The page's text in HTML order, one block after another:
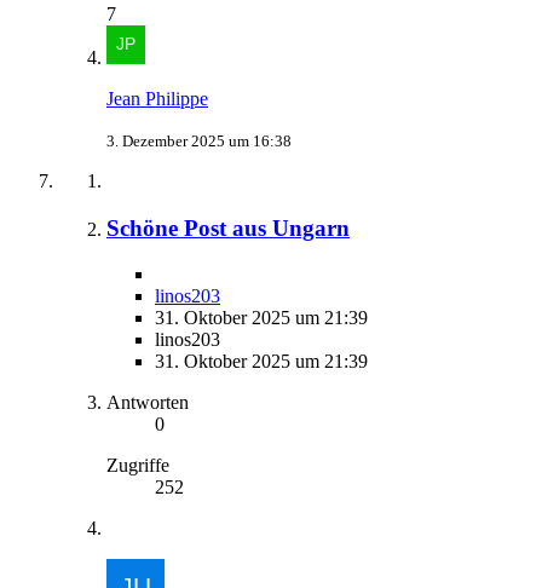
7
Jean Philippe
3. Dezember 2025 um 16:38
Schöne Post aus Ungarn
linos203
31. Oktober 2025 um 21:39
linos203
31. Oktober 2025 um 21:39
Antworten
0
Zugriffe
252